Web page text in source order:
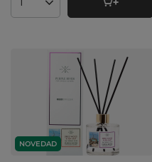
Cantidad de productos
NOVEDAD